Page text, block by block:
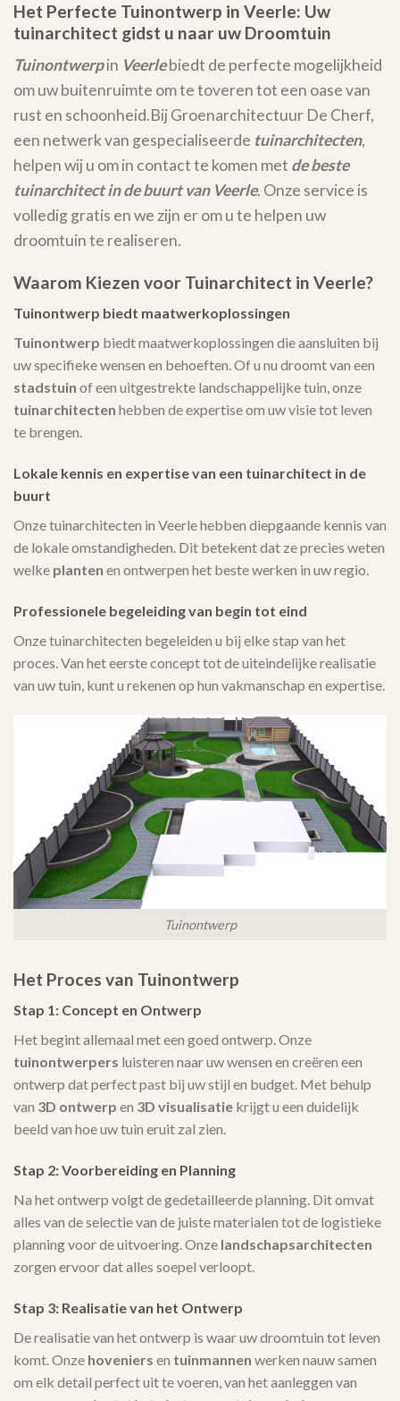
Het Perfecte Tuinontwerp in Veerle: Uw
tuinarchitect gidst u naar uw Droomtuin
Tuinontwerpin Veerlebiedt de perfecte mogelijkheid
om uw buitenruimte om te toveren tot een oase van
rust en schoonheid.Bij Groenarchitectuur De Cherf,
een netwerk van gespecialiseerde tuinarchitecten,
helpen wij u om in contact te komen met de beste
tuinarchitect in de buurt van Veerle. Onze service is
volledig gratis en we zijn er om u te helpen uw
droomtuin te realiseren.
Waarom Kiezen voor Tuinarchitect in Veerle?
Tuinontwerp biedt maatwerkoplossingen
Tuinontwerp biedt maatwerkoplossingen die aansluiten bij
uw specifieke wensen en behoeften. Of u nu droomt van een
stadstuin of een uitgestrekte landschappelijke tuin, onze
tuinarchitecten hebben de expertise om uw visie tot leven
te brengen.
Lokale kennis en expertise van een tuinarchitect in de
buurt
Onze tuinarchitecten in Veerle hebben diepgaande kennis van
de lokale omstandigheden. Dit betekent dat ze precies weten
welke planten en ontwerpen het beste werken in uw regio.
Professionele begeleiding van begin tot eind
Onze tuinarchitecten begeleiden u bij elke stap van het
proces. Van het eerste concept tot de uiteindelijke realisatie
van uw tuin, kunt u rekenen op hun vakmanschap en expertise.
Tuinontwerp
Het Proces van Tuinontwerp
Stap 1: Concept en Ontwerp
Het begint allemaal met een goed ontwerp. Onze
tuinontwerpers luisteren naar uw wensen en creëren een
ontwerp dat perfect past bij uw stijl en budget. Met behulp
van 3D ontwerp en 3D visualisatie krijgt u een duidelijk
beeld van hoe uw tuin eruit zal zien.
Stap 2: Voorbereiding en Planning
Na het ontwerp volgt de gedetailleerde planning. Dit omvat
alles van de selectie van de juiste materialen tot de logistieke
planning voor de uitvoering. Onze landschapsarchitecten
zorgen ervoor dat alles soepel verloopt.
Stap 3: Realisatie van het Ontwerp
De realisatie van het ontwerp is waar uw droomtuin tot leven
komt. Onze hoveniers en tuinmannen werken nauw samen
om elk detail perfect uit te voeren, van het aanleggen van